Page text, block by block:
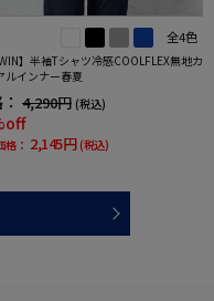
全4色
】半袖Tシャツ冷感COOLFLEX無地カ
ルインナー春夏
4,290円 (税込)
格： 2,145円 (税込)